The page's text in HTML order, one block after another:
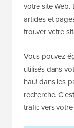
votre site Web.
articles et
trouver votre
Vous pouvez
utilisés dans
haut dans les
recherche.
trafic vers